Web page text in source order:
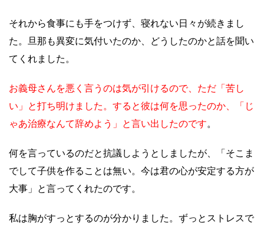
それから食事にも手をつけず、寝れない日々が続きまし
た。旦那も異変に気付いたのか、どうしたのかと話を聞い
てくれました。
お義母さんを悪く言うのは気が引けるので、ただ「苦し
い」と打ち明けました。すると彼は何を思ったのか、「じ
ゃあ治療なんて辞めよう」と言い出したのです。
何を言っているのだと抗議しようとしましたが、「そこま
でして子供を作ることは無い。今は君の心が安定する方が
大事」と言ってくれたのです。
私は胸がすっとするのが分かりました。ずっとストレスで